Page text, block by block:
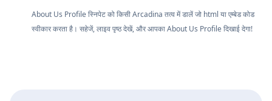
About Us Profile स्निपेट को किसी Arcadina तत्व में डालें जो html या एम्बेड कोड
स्वीकार करता है। सहेजें, लाइव पृष्ठ देखें, और आपका About Us Profile दिखाई देगा!